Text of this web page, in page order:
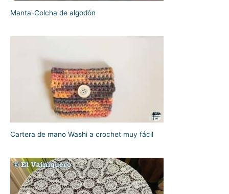
Manta-Colcha de algodón
Cartera de mano Washi a crochet muy fácil